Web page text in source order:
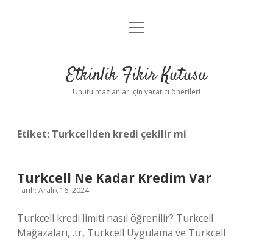
Anasayfa
Yasal Uyarı
menüyü
Etkinlik Fikir Kutusu
Unutulmaz anlar için yaratıcı öneriler!
Etiket: Turkcellden kredi çekilir mi
Turkcell Ne Kadar Kredim Var
Tarih: Aralık 16, 2024
Turkcell kredi limiti nasıl öğrenilir? Turkcell
Mağazaları, .tr, Turkcell Uygulama ve Turkcell